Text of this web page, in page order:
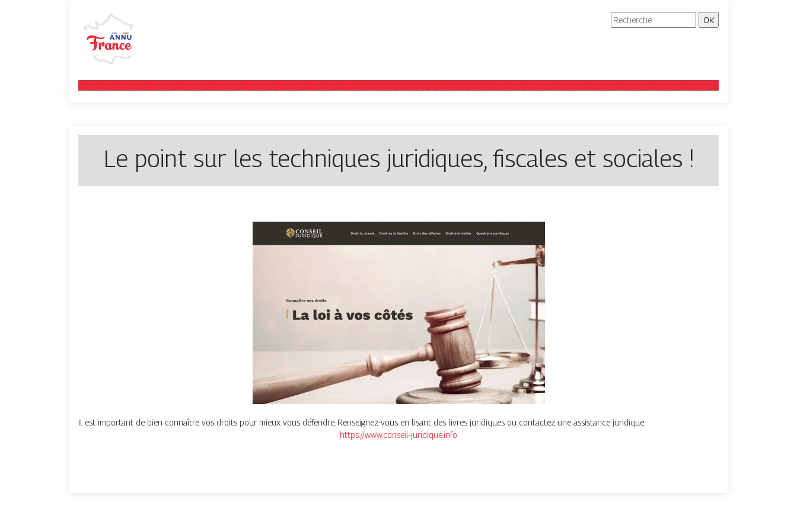
Le point sur les techniques juridiques, fiscales et sociales !
Il est important de bien connaître vos droits pour mieux vous défendre. Renseignez-vous en lisant des livres juridiques ou contactez une assistance juridique.
https://www.conseil-juridique.info